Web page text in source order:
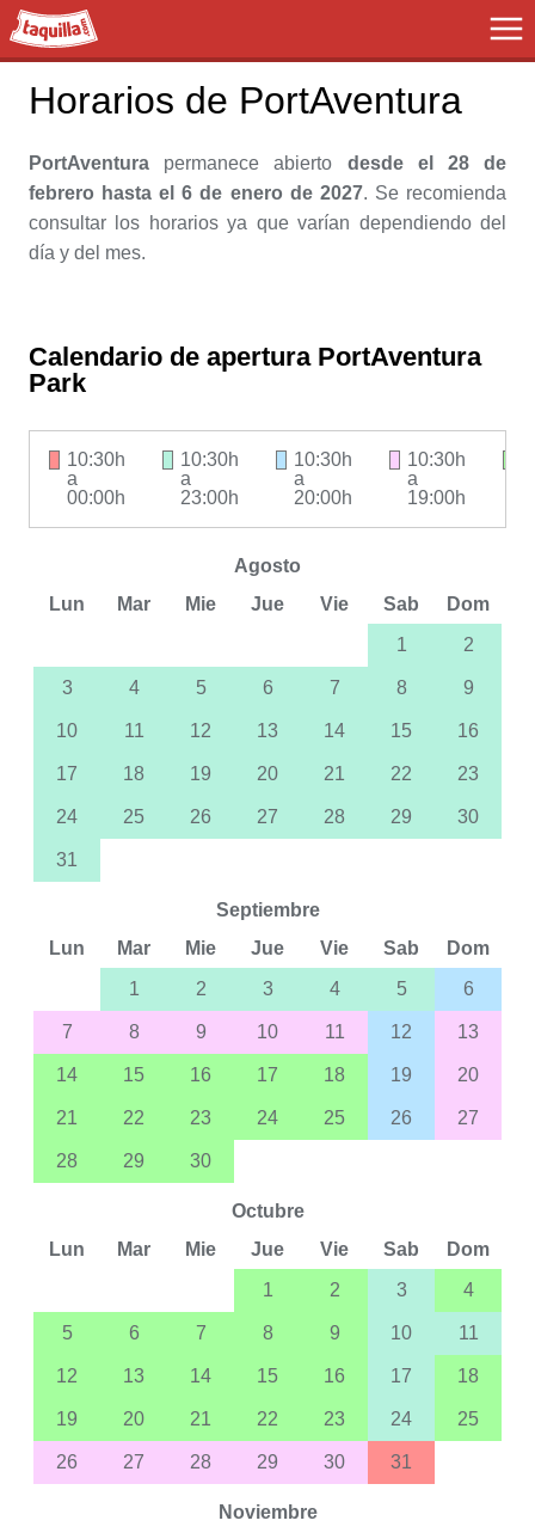
Taquilla.com
Horarios de PortAventura
PortAventura permanece abierto desde el 28 de
febrero hasta el 6 de enero de 2027. Se recomienda
consultar los horarios ya que varían dependiendo del
día y del mes.
Calendario de apertura PortAventura
Park
10:30h
a
00:00h
10:30h
a
23:00h
10:30h
a
20:00h
10:30h
a
19:00h
Agosto
Lun
Mar Mie Jue Vie Sab
Dom
1
2
3 4 5 6 7 8 9
10 11 12 13 14 15 16
17 18 19 20 21 22 23
24 25 26 27 28 29 30
31
Septiembre
Lun
Mar Mie Jue Vie Sab
Dom
1
2 3 4 5 6
7 8 9 10 11 12 13
14 15 16 17 18 19 20
21 22 23 24 25 26 27
28 29 30
Octubre
Lun
Mar Mie Jue Vie Sab
Dom
1
2 3 4
5 6 7 8 9 10 11
12 13 14 15 16 17 18
19 20 21 22 23 24 25
26 27 28 29 30 31
Noviembre